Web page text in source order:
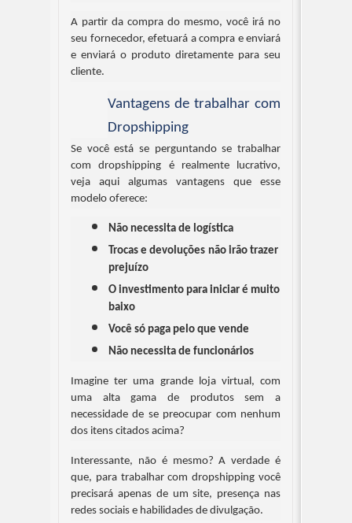
A partir da compra do mesmo, você irá no
seu fornecedor, efetuará a compra e enviará
e enviará o produto diretamente para seu
cliente.
Vantagens de trabalhar com
Dropshipping
Se você está se perguntando se trabalhar
com dropshipping é realmente lucrativo,
veja aqui algumas vantagens que esse
modelo oferece:
Não necessita de logística
Trocas e devoluções não irão trazer
prejuízo
O investimento para iniciar é muito
baixo
Você só paga pelo que vende
Não necessita de funcionários
Imagine ter uma grande loja virtual, com
uma alta gama de produtos sem a
necessidade de se preocupar com nenhum
dos itens citados acima?
Interessante, não é mesmo? A verdade é
que, para trabalhar com dropshipping você
precisará apenas de um site, presença nas
redes sociais e habilidades de divulgação.